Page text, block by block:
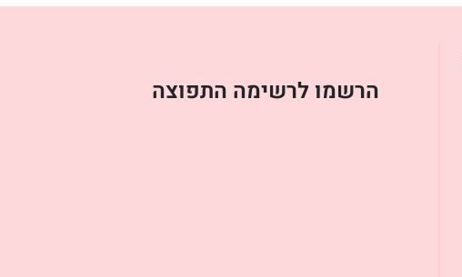
הרשמו לרשימה התפוצה